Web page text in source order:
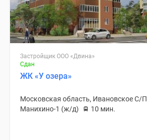
Застройщик ООО «Двина»
Сдан
ЖК «У озера»
Московская область, Ивановское С/П
Манихино-1 (ж/д)
10 мин.